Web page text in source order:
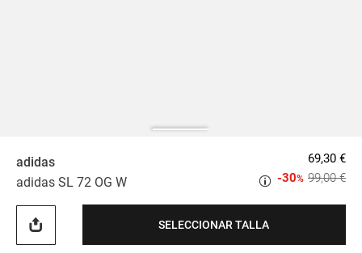
adidas
adidas SL 72 OG W
69,30 €
99,00 €
-30%
SELECCIONAR TALLA